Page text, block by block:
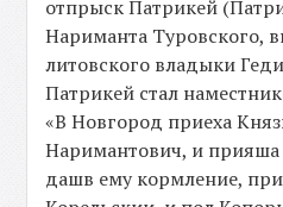
отпрыск Патрикей
Нариманта Туровского,
литовского владыки
Патрикей стал
«В Новгород приеха
Наримантович, и прияша
дашв ему кормление,